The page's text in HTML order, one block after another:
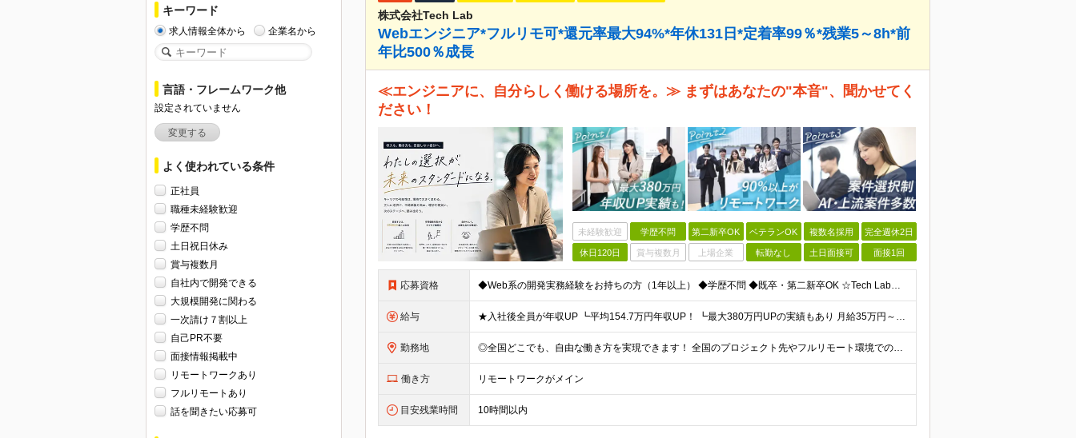
キーワード
求人情報全体から 企業名から
言語・フレームワーク他
設定されていません
変更する
よく使われている条件
正社員
職種未経験歓迎
学歴不問
土日祝日休み
賞与複数月
自社内で開発できる
大規模開発に関わる
一次請け７割以上
自己PR不要
面接情報掲載中
リモートワークあり
フルリモートあり
話を聞きたい応募可
株式会社Tech Lab
Webエンジニア*フルリモ可*還元率最大94%*年休131日*定着率99％*残業5～8h*前
年比500％成長
≪エンジニアに、自分らしく働ける場所を。≫ まずはあなたの"本音"、聞かせてく
ださい！
未経験歓迎 学歴不問 第二新卒OK ベテランOK 複数名採用 完全週休2日
休日120日 賞与複数月 上場企業 転勤なし 土日面接可 面接1回
応募資格 ◆Web系の開発実務経験をお持ちの方（1年以上） ◆学歴不問 ◆既卒・第二新卒OK ☆Tech Labの事業内容、ビジョンに共感できる⽅はぜひご応募ください！ ☆意欲重視の採用です！ 「経歴に自信が
給与 ★入社後全員が年収UP ┗平均154.7万円年収UP！ ┗最大380万円UPの実績もあり 月給35万円～100万円＋決算賞与＋各種手当 【 給与イメージ 】 ◆経験1年以上…月給35万円～＋決算賞
勤務地 ◎全国どこでも、自由な働き方を実現できます！ 全国のプロジェクト先やフルリモート環境での勤務も可能です。 ＼自由度の高い働き方、叶えます／ ・フルリモートで働きたい ・ハイブリットに働きたい ・家庭
働き方 リモートワークがメイン
目安残業時間 10時間以内